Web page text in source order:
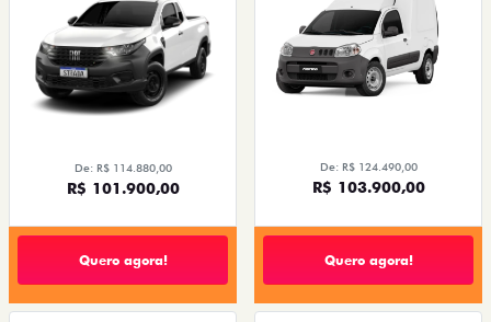
De: R$ 114.880,00
R$ 101.900,00
Quero agora!
De: R$ 124.490,00
R$ 103.900,00
Quero agora!